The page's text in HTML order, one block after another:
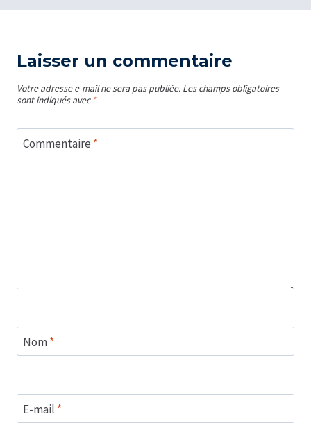
Laisser un commentaire
Votre adresse e-mail ne sera pas publiée. Les champs obligatoires
sont indiqués avec *
Commentaire *
Nom*
E-mail *